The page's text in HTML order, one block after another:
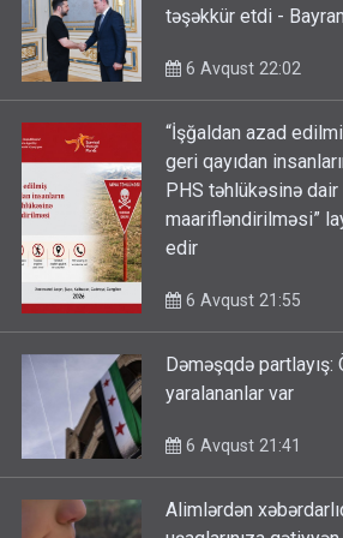
təşəkkür etdi -
6 Avqust 22:02
“İşğaldan azad
geri qayıdan
PHS təhlükəsinə dair
maarifləndirilməsi”
edir
6 Avqust 21:55
Dəməşqdə partlayış:
yaralananlar var
6 Avqust 21:41
Alimlərdən